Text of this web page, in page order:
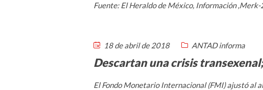
Fuente: El Heraldo de México, Información
18 de abril de 2018 ANTAD informa
Descartan una crisis
El Fondo Monetario Internacional (FMI) ajustó al